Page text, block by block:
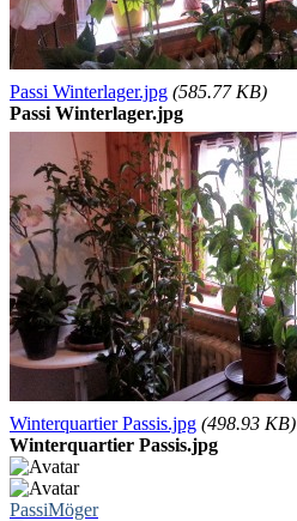
Passi Winterlager.jpg (585.77 KB)
Passi Winterlager.jpg
Winterquartier Passis.jpg (498.93 KB)
Winterquartier Passis.jpg
PassiMöger